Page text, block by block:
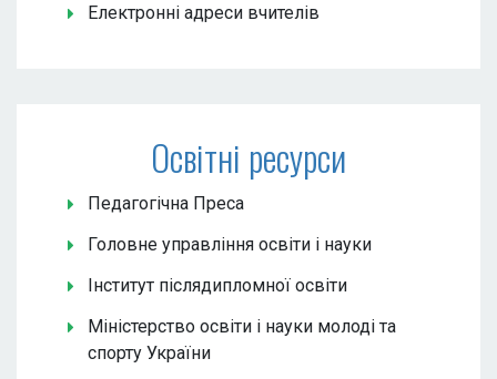
Електронні адреси вчителів
Освітні ресурси
Педагогічна Преса
Головне управління освіти і науки
Інститут післядипломної освіти
Міністерство освіти і науки молоді та
спорту України